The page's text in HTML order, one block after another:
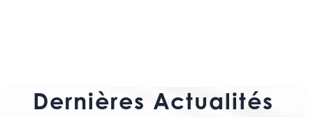
Dernières Actualités